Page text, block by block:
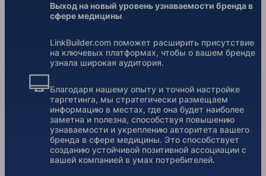
Выход на новый уровень узнаваемости бренда в
сфере медицины
LinkBuilder.com поможет расширить присутствие
на ключевых платформах, чтобы о вашем бренде
узнала широкая аудитория.
Благодаря нашему опыту и точной настройке
таргетинга, мы стратегически размещаем
информацию в местах, где она будет наиболее
заметна и полезна, способствуя повышению
узнаваемости и укреплению авторитета вашего
бренда в сфере медицины. Это способствует
созданию устойчивой позитивной ассоциации с
вашей компанией в умах потребителей.